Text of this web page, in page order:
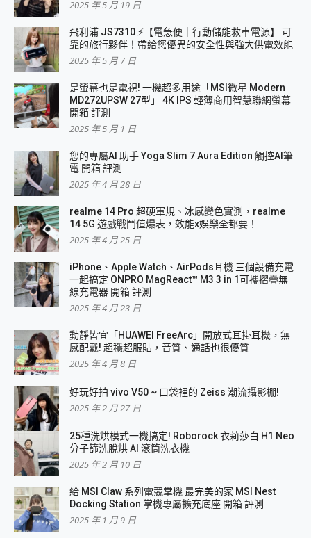
2025 年 5 月 19 日
飛利浦 JS7310 ⚡【電急便｜行動儲能救車電源】 可
靠的旅行夥伴！帶給您優異的安全性與強大供電效能
2025 年 5 月 7 日
是螢幕也是電視! 一機超多用途「MSI微星 Modern
MD272UPSW 27型」 4K IPS 輕薄商用智慧聯網螢幕
開箱 評測
2025 年 5 月 1 日
您的專屬AI 助手 Yoga Slim 7 Aura Edition 觸控AI筆
電 開箱 評測
2025 年 4 月 28 日
realme 14 Pro 超硬軍規、冰感變色實測，realme
14 5G 遊戲戰鬥值爆表，效能x娛樂全都要！
2025 年 4 月 25 日
iPhone、Apple Watch、AirPods耳機 三個設備充電
一起搞定 ONPRO MagReact™ M3 3 in 1可攜摺疊無
線充電器 開箱 評測
2025 年 4 月 23 日
動靜皆宜「HUAWEI FreeArc」開放式耳掛耳機，無
感配戴! 超穩超服貼，音質、通話也很優質
2025 年 4 月 8 日
好玩好拍 vivo V50 ~ 口袋裡的 Zeiss 潮流攝影棚!
2025 年 2 月 27 日
25種洗烘模式一機搞定! Roborock 衣莉莎白 H1 Neo
分子篩洗脫烘 AI 滾筒洗衣機
2025 年 2 月 10 日
給 MSI Claw 系列電競掌機 最完美的家 MSI Nest
Docking Station 掌機專屬擴充底座 開箱 評測
2025 年 1 月 9 日